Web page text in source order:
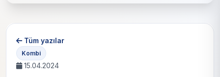
Tüm yazılar
Kombi
15.04.2024